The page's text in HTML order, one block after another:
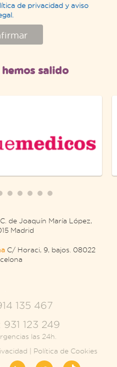
de privacidad y aviso
salido
de Joaquín María López,
Madrid
C/ Horaci, 9, bajos. 08022
135 467
123 249
las 24h.
| Política de Cookies